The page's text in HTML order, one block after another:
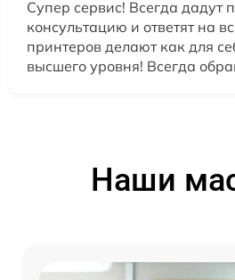
Супер сервис! Всегда дадут
консультацию и ответят на
принтеров делают как для
высшего уровня! Всегда
Наши